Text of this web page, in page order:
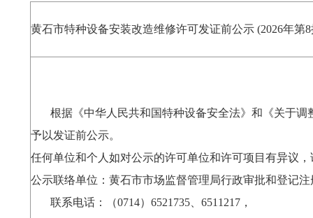
黄石市特种设备安装改造维修许可发证前公示 (2026
根据《中华人民共和国特种设备安全法》和《关于调
予以发证前公示。
任何单位和个人如对公示的许可单位和许可项目有异议
公示联络单位：黄石市市场监督管理局行政审批和登记注
联系电话：（0714）6521735、6511217，